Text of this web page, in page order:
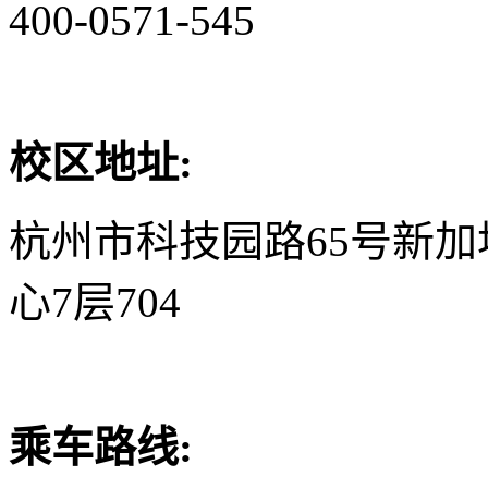
400-0571-545
校区地址:
杭州市科技园路65号新
心7层704
乘车路线: